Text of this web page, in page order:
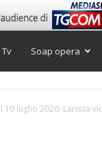
Soap opera
luglio 2026: Larissa